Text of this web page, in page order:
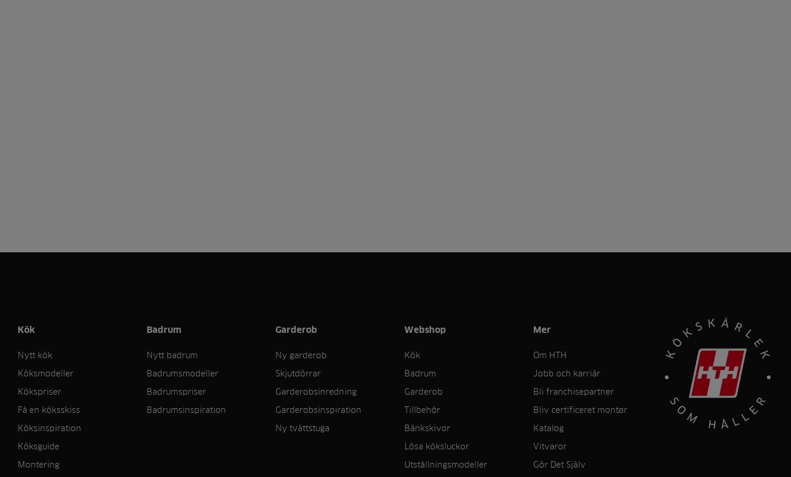
Kök
Nytt kök
Köksmodeller
Kökspriser
Få en köksskiss
Köksinspiration
Köksguide
Montering
Badrum
Nytt badrum
Badrumsmodeller
Badrumspriser
Badrumsinspiration
Garderob
Ny garderob
Skjutdörrar
Garderobsinredning
Garderobsinspiration
Ny tvättstuga
Webshop
Kök
Badrum
Garderob
Tillbehör
Bänkskivor
Lösa köksluckor
Utställningsmodeller
Mer
Om HTH
Jobb och karriär
Bli franchisepartner
Bliv certificeret montør
Katalog
Vitvaror
Gör Det Sjålv